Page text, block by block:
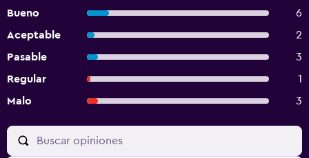
Bueno
6
Aceptable
2
Pasable
3
Regular
1
Malo
3